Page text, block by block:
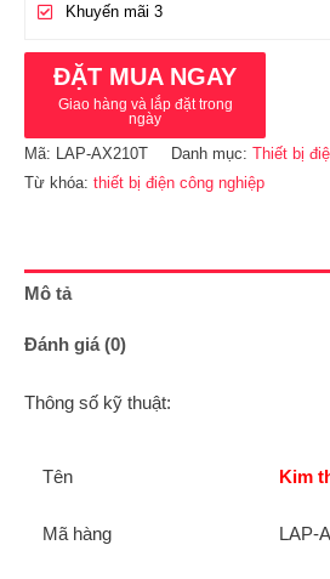
Khuyến mãi 3
ĐẶT MUA NGAY
Giao hàng và lắp đặt trong
ngày
Mã: LAP-AX210T Danh mục: Thiết bị
Từ khóa: thiết bị điện công nghiệp
Mô tả
Đánh giá (0)
Thông số kỹ thuật:
Tên Kim
Mã hàng LAP-